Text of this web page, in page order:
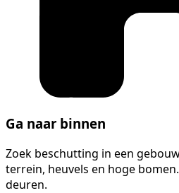
Ga naar binnen
Zoek beschutting in een
terrein, heuvels en hoge
deuren.